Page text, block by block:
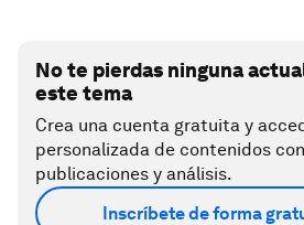
No te pierdas ninguna
este tema
Crea una cuenta gratuita y
personalizada de contenidos
publicaciones y análisis.
Inscríbete de forma